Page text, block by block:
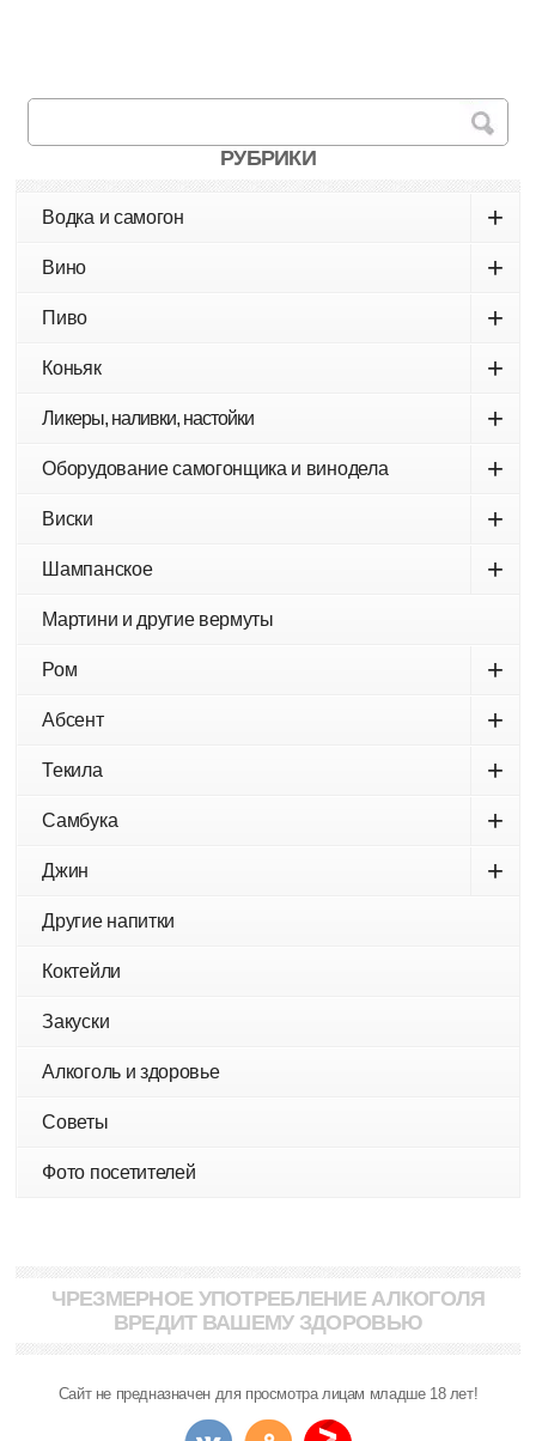
РУБРИКИ
Водка и самогон +
Вино +
Пиво +
Коньяк +
Ликеры, наливки, настойки +
Оборудование самогонщика и винодела +
Виски +
Шампанское +
Мартини и другие вермуты
Ром +
Абсент +
Текила +
Самбука +
Джин +
Другие напитки
Коктейли
Закуски
Алкоголь и здоровье
Советы
Фото посетителей
ЧРЕЗМЕРНОЕ УПОТРЕБЛЕНИЕ АЛКОГОЛЯ
ВРЕДИТ ВАШЕМУ ЗДОРОВЬЮ
Сайт не предназначен для просмотра лицам младше 18 лет!